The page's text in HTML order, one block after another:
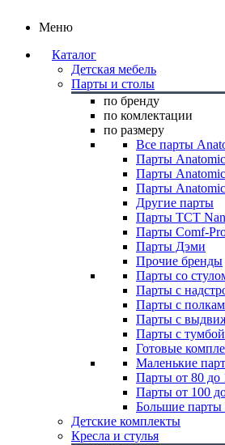
Меню
Каталог
Детская мебель
Парты и столы
по бренду
по комлектации
по размеру
Все парты
Парты
Парты
Парты
Другие парты
Парты TCT
Парты Comf-
Парты Дэми
Прочие бренды
Парты со
Парты с
Парты с
Парты с
Парты с тумбой
Готовые
Маленькие
Парты от 80 до
Парты от 100
Большие парты
Детские комплекты
Кресла и стулья